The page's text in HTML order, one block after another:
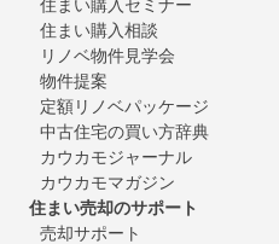
住まい購入セミナー
住まい購入相談
リノベ物件見学会
物件提案
定額リノベパッケージ
中古住宅の買い方辞典
カウカモジャーナル
カウカモマガジン
住まい売却のサポート
売却サポート